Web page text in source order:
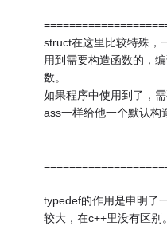
struct在这里比较特殊，
用到需要构造函数的，
数。
如果程序中使用到了，
ass一样给他一个默认构
typedef的作用是申明了
较大，在c++里没有区别。